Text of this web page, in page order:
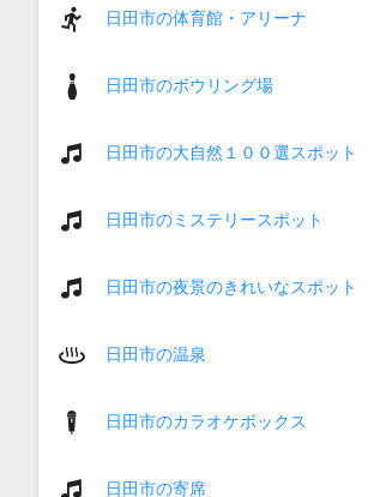
日田市の体育館・アリーナ
日田市のボウリング場
日田市の大自然１００選スポット
日田市のミステリースポット
日田市の夜景のきれいなスポット
日田市の温泉
日田市のカラオケボックス
日田市の寄席